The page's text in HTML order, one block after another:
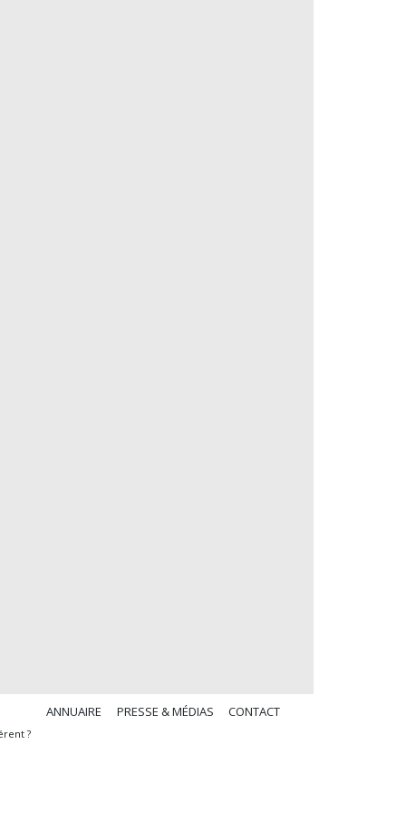
?
ANNUAIRE PRESSE & MÉDIAS CONTACT